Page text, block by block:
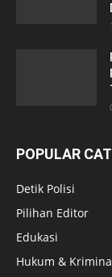
POPULAR
Detik Polisi
Pilihan Editor
Edukasi
Hukum &